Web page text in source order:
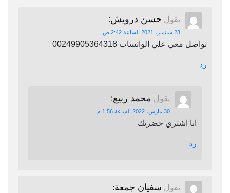
يقول حسن درويش:
23 سبتمبر، 2021 الساعة 2:42 ص
تواصل معي علي الواتساب 00249905364318
رد
يقول محمد ربيع:
30 مارس، 2022 الساعة 1:56 م
انا اشتري حضرتك
رد
يقول سفيان جمعة: